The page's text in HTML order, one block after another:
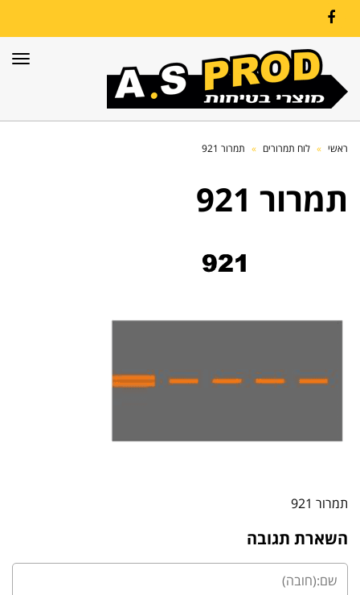
Facebook
ראשי » לוח תמרורים » תמרור 921
תמרור 921
תמרור 921
השארת תגובה